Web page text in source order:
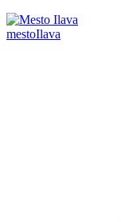
mestoIlava